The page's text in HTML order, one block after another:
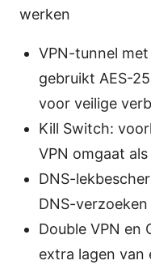
werken
VPN-tunnel
gebruikt AES-
voor veilige
Kill Switch:
VPN omgaat
DNS-
DNS-
Double VPN en
extra lagen van